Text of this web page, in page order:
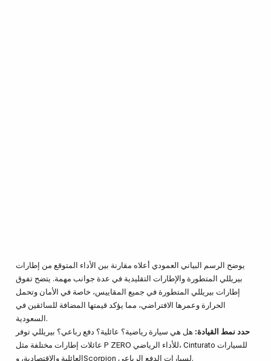
يوضح الرسم البياني العمودي أعلاه مقارنة بين الأداء المتوقع من إطارات
بيريللي المتطورة والإطارات التقليدية في عدة جوانب مهمة. يتضح تفوق
إطارات بيريللي المتطورة في جميع المقاييس، خاصة في الأمان وتحمل
الحرارة وعمرها الافتراضي، مما يؤكد قيمتها المضافة للسائقين في
السعودية.
حدد نمط القيادة: هل هي سيارة رياضية؟ عائلية؟ دفع رباعي؟ بيريللي توفر
عائلات إطارات مختلفة مثل P ZERO للأداء الرياضي، Cinturato للسيارات
العائلية والاقتصادية، وScorpion لسيارات الدفع الرباعي.